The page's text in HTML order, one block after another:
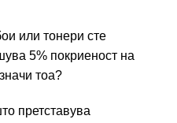
или тонери сте
5% покриеност на
тоа?
претставува